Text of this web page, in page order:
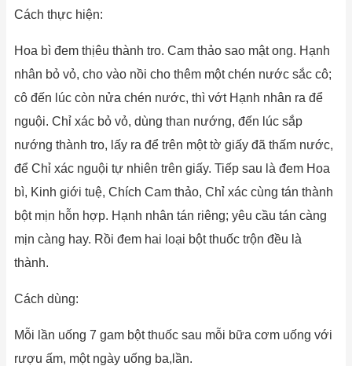
Cách thực hiện:
Hoa bì đem thịêu thành tro. Cam thảo sao mật ong. Hạnh
nhân bỏ vỏ, cho vào nồi cho thêm một chén nước sắc cô;
cô đến lúc còn nửa chén nước, thì vớt Hạnh nhân ra để
nguội. Chỉ xác bỏ vỏ, dùng than nướng, đến lúc sắp
nướng thành tro, lấy ra để trên một tờ giấy đã thấm nước,
để Chỉ xác nguội tự nhiên trên giấy. Tiếp sau là đem Hoa
bì, Kinh giới tuệ, Chích Cam thảo, Chỉ xác cùng tán thành
bột mịn hỗn hợp. Hạnh nhân tán riêng; yêu cầu tán càng
mịn càng hay. Rồi đem hai loại bột thuốc trộn đều là
thành.
Cách dùng:
Mỗi lần uống 7 gam bột thuốc sau mỗi bữa cơm uống với
rượu ấm, một ngày uống ba,lần.